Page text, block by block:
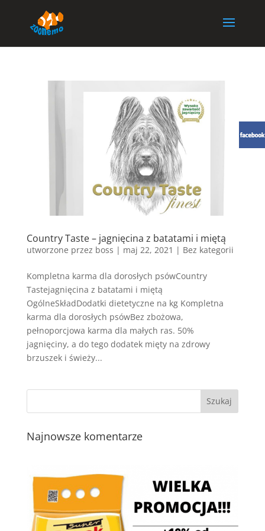
Country Taste – jagnięcina z batatami i miętą
utworzone przez boss | maj 22, 2021 | Bez kategorii
Kompletna karma dla dorosłych psówCountry
Tastejagnięcina z batatami i miętą
OgólneSkładDodatki dietetyczne na kg Kompletna
karma dla dorosłych psówBez zbożowa,
pełnoporcjowa karma dla małych ras. 50%
jagnięciny, a do tego dodatek mięty na zdrowy
brzuszek i świeży...
Najnowsze komentarze